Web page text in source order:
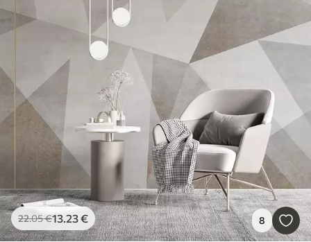
22.05€13.23€ 8